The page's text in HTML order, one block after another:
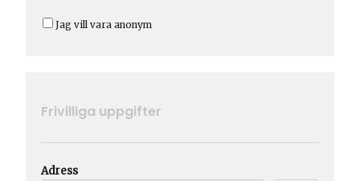
Jag vill vara anonym
Frivilliga uppgifter
Adress